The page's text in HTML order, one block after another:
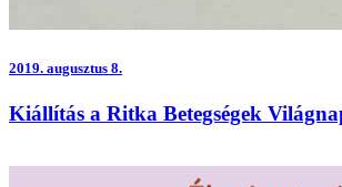
2019. augusztus 8.
Kiállítás a Ritka Betegségek